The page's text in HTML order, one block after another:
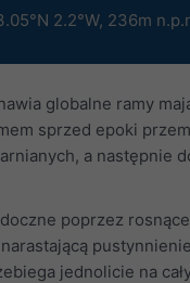
2.2°W, 236m
globalne ramy
sprzed epoki
a następnie
poprzez
jednolicie na